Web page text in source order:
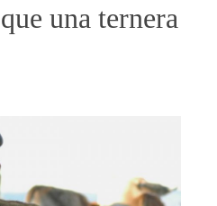
una ternera